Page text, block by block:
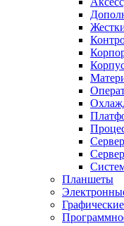
Планшеты